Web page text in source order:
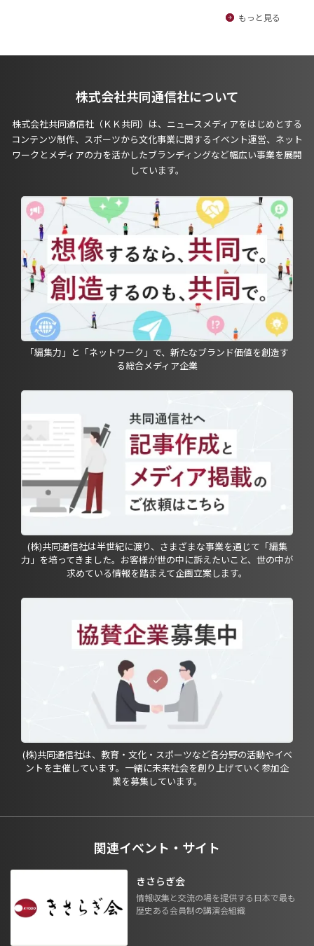
もっと見る
株式会社共同通信社について
株式会社共同通信社（ＫＫ共同）は、ニュースメディアをはじめとする
コンテンツ制作、スポーツから文化事業に関するイベント運営、ネット
ワークとメディアの力を活かしたブランディングなど幅広い事業を展開
しています。
「編集力」と「ネットワーク」で、新たなブランド価値を創造す
る総合メディア企業
(株)共同通信社は半世紀に渡り、さまざまな事業を通じて「編集
力」を培ってきました。お客様が世の中に訴えたいこと、世の中が
求めている情報を踏まえて企画立案します。
(株)共同通信社は、教育・文化・スポーツなど各分野の活動やイベ
ントを主催しています。一緒に未来社会を創り上げていく参加企
業を募集しています。
関連イベント・サイト
きさらぎ会
情報収集と交流の場を提供する日本で最も
歴史ある会員制の講演会組織